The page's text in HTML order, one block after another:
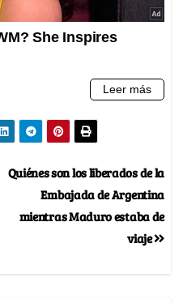
Quiénes son los liberados de la
Embajada de Argentina
mientras Maduro estaba de
viaje